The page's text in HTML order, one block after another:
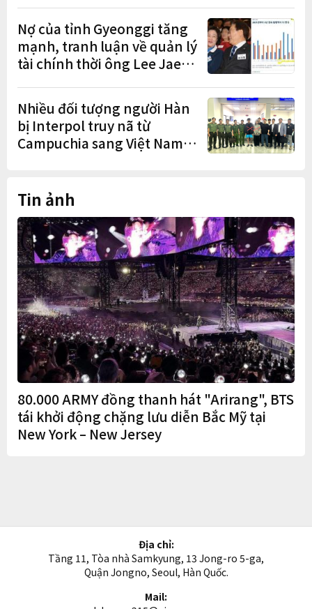
Nợ của tỉnh Gyeonggi tăng
mạnh, tranh luận về quản lý
tài chính thời ông Lee Jae-
Nhiều đối tượng người Hàn
bị Interpol truy nã từ
Campuchia sang Việt Nam
Tin ảnh
80.000 ARMY đồng thanh hát "Arirang", BTS
tái khởi động chặng lưu diễn Bắc Mỹ tại
New York – New Jersey
Địa chỉ:
Tầng 11, Tòa nhà Samkyung, 13 Jong-ro 5-ga,
Quận Jongno, Seoul, Hàn Quốc.
Mail: